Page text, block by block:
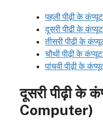
पहलीपीढ़ी के
दूसरी पीढी के
तीसरी पीढी के
चौथी पीढ़ी के
पांचवी पीढ़ी के
दूसरी पीढ़ी के
Computer)